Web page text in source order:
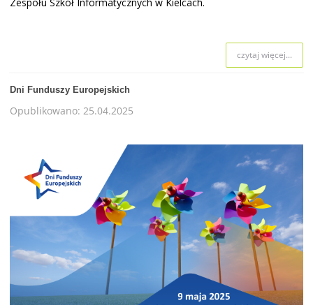
czytaj więcej...
Dni Funduszy Europejskich
Opublikowano: 25.04.2025